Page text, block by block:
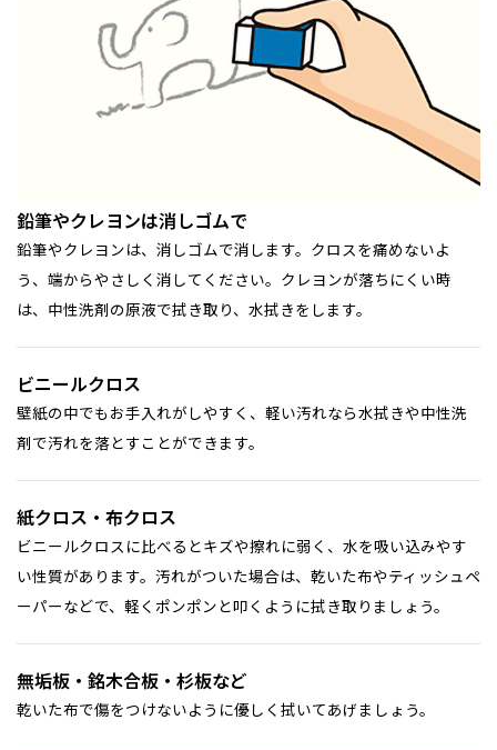
鉛筆やクレヨンは消しゴムで
鉛筆やクレヨンは、消しゴムで消します。クロスを痛めないよ
う、端からやさしく消してください。クレヨンが落ちにくい時
は、中性洗剤の原液で拭き取り、水拭きをします。
ビニールクロス
壁紙の中でもお手入れがしやすく、軽い汚れなら水拭きや中性洗
剤で汚れを落とすことができます。
紙クロス・布クロス
ビニールクロスに比べるとキズや擦れに弱く、水を吸い込みやす
い性質があります。汚れがついた場合は、乾いた布やティッシュペ
ーパーなどで、軽くポンポンと叩くように拭き取りましょう。
無垢板・銘木合板・杉板など
乾いた布で傷をつけないように優しく拭いてあげましょう。